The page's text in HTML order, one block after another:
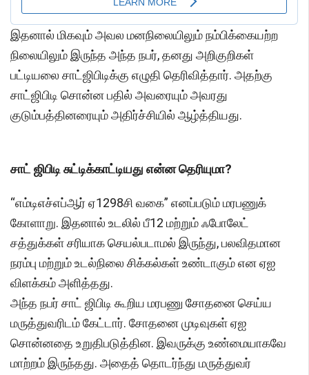
இதனால் மிகவும் அவல மனநிலையிலும் நம்பிக்கையற்ற
நிலையிலும் இருந்த அந்த நபர், தனது அறிகுறிகள்
பட்டியலை சாட்ஜிபிடிக்கு எழுதி தெரிவித்தார். அதற்கு
சாட்ஜிபிடி சொன்ன பதில் அவரையும் அவரது
குடும்பத்தினரையும் அதிர்ச்சியில் ஆழ்த்தியது.
சாட் ஜிபிடி சுட்டிக்காட்டியது என்ன தெரியுமா?
“எம்டிஎச்எப்ஆர் ஏ1298சி வகை” எனப்படும் மரபணுக்
கோளாறு. இதனால் உடலில் பீ12 மற்றும் ஃபோலேட்
சத்துக்கள் சரியாக செயல்படாமல் இருந்து, பலவிதமான
நரம்பு மற்றும் உடல்நிலை சிக்கல்கள் உண்டாகும் என ஏஐ
விளக்கம் அளித்தது.
அந்த நபர் சாட் ஜிபிடி கூறிய மரபணு சோதனை செய்ய
மருத்துவரிடம் கேட்டார். சோதனை முடிவுகள் ஏஐ
சொன்னதை உறுதிபடுத்தின. இவருக்கு உண்மையாகவே
மாற்றம் இருந்தது. அதைத் தொடர்ந்து மருத்துவர்